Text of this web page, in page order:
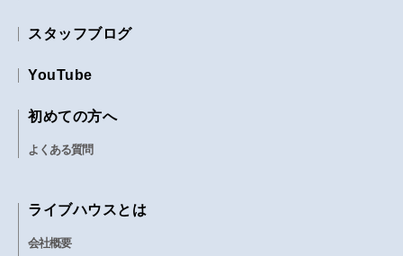
スタッフブログ
YouTube
初めての方へ
よくある質問
ライブハウスとは
会社概要